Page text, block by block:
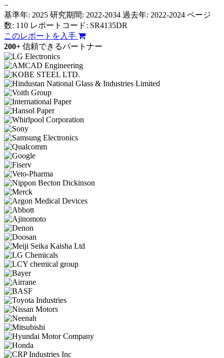
−
基準年: 2025 研究期間: 2022-2034 過去年: 2022-2024 ページ
数: 110 レポートコード: SR4135DR
このレポートを入手
200+ 信頼できるパートナー